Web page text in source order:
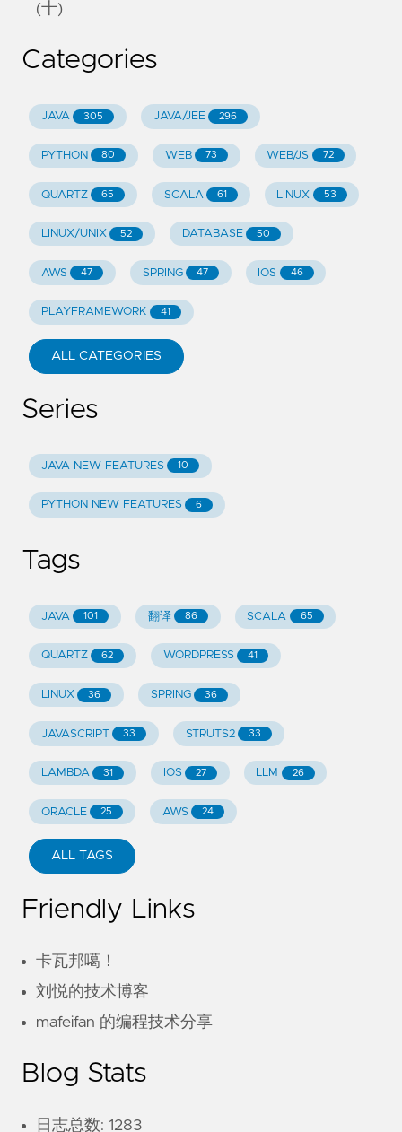
(十)
Categories
JAVA 305 JAVA/JEE 296
PYTHON 80 WEB 73 WEB/JS 72
QUARTZ 65 SCALA 61 LINUX 53
LINUX/UNIX 52 DATABASE 50
AWS 47 SPRING 47 IOS 46
PLAYFRAMEWORK 41
ALL CATEGORIES
Series
JAVA NEW FEATURES 10
PYTHON NEW FEATURES 6
Tags
JAVA 101 翻译 86 SCALA 65
QUARTZ 62 WORDPRESS 41
LINUX 36 SPRING 36
JAVASCRIPT 33 STRUTS2 33
LAMBDA 31 IOS 27 LLM 26
ORACLE 25 AWS 24
ALL TAGS
Friendly Links
卡瓦邦噶！
刘悦的技术博客
mafeifan 的编程技术分享
Blog Stats
日志总数: 1283